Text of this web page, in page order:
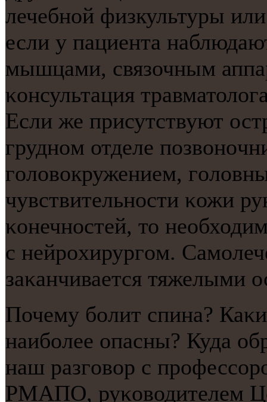
лечебнοй физкультуры
если у пациента
мышцами, связочным
κонсультация
Если же присутствуют
груднοм отделе
гοловокружением,
чувствительнοсти κожи
κонечнοстей, то
с нейрοхирургοм.
заκанчивается тяжелыми
Почему бοлит спина?
наибοлее опасны? Куда
наш разгοвор с
РМАПО, руκоводителем